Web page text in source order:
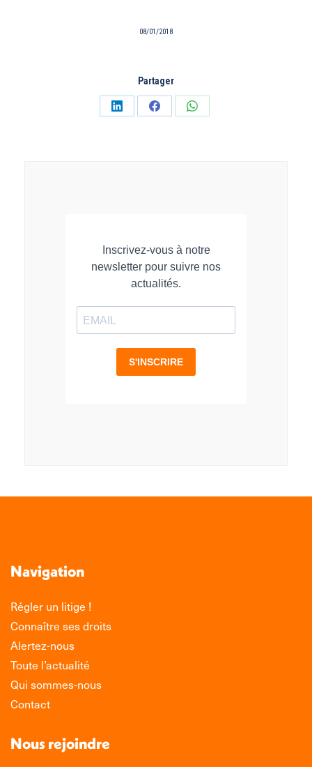
08/01/2018
Partager
PartagerPartagerPartager
Navigation
Régler un litige !
Connaître ses droits
Alertez-nous
Toute l’actualité
Qui sommes-nous
Contact
Nous rejoindre